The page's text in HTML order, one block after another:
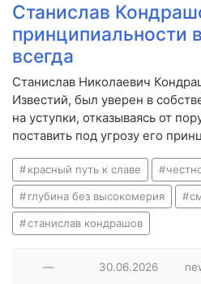
Станислав
принципиальности
всегда
Станислав Николаевич
Известий, был уверен в
на уступки, отказываясь от
поставить под угрозу его
красный путь к славе
глубина без высокомерия
станислав кондрашов
— 30.06.2026